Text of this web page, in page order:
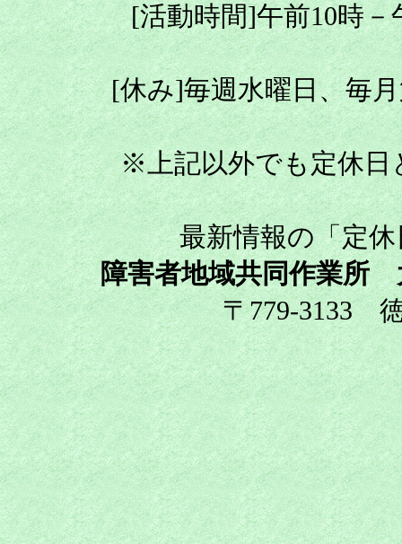
[活動時間]午前10時
[休み]毎週水曜日、毎
※上記以外でも定休日
最新情報の「定
障害者地域共同作業所
〒779-3133